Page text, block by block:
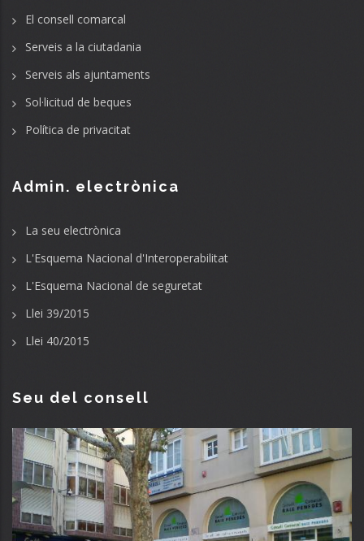
El consell comarcal
Serveis a la ciutadania
Serveis als ajuntaments
Sol·licitud de beques
Política de privacitat
Admin. electrònica
La seu electrònica
L'Esquema Nacional d'Interoperabilitat
L'Esquema Nacional de seguretat
Llei 39/2015
Llei 40/2015
Seu del consell